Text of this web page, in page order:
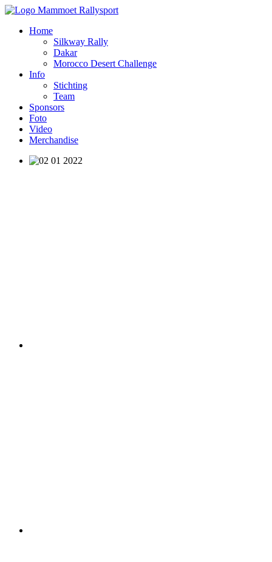
Home
Silkway Rally
Dakar
Morocco Desert Challenge
Info
Stichting
Team
Sponsors
Foto
Video
Merchandise